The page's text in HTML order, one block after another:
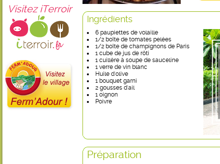
Visitez iTerroir
Ingrédients
6 paupiettes de volaille
1/2 boîte de tomates pelées
1/2 boîte de champignons de Paris
1 cube de jus de rôti
1 cuillère à soupe de sauceline
1 verre de vin blanc
Huile d'olive
1 bouquet garni
2 gousses d'ail
1 oignon
Poivre
Préparation